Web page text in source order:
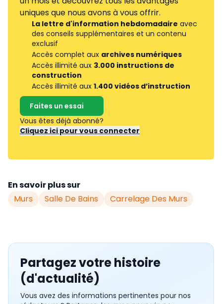
uniques que nous avons à vous offrir.
La lettre d'information hebdomadaire avec
des conseils supplémentaires et un contenu
exclusif
Accès complet aux archives numériques
Accès illimité aux 3.000 instructions de
construction
Accès illimité aux 1.400 vidéos d’instruction
Faites un essai
Vous êtes déjà abonné?
Cliquez ici pour vous connecter
En savoir plus sur
Murs
Salle De Bains Carrelage Des Murs
Partagez votre histoire
(d'actualité)
Vous avez des informations pertinentes pour nos